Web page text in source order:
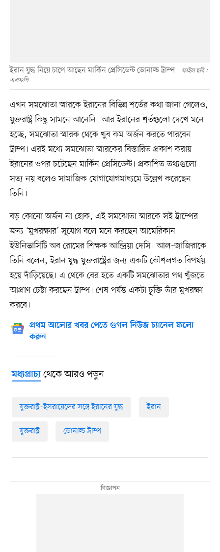
ইরান যুদ্ধ নিয়ে চাপে আছেন মার্কিন প্রেসিডেন্ট ডোনাল্ড ট্রাম্প
ফাইল ছবি :
এএফপি
এখন সমঝোতা স্মারকে ইরানের বিভিন্ন শর্তের কথা জানা গেলেও,
যুক্তরাষ্ট্র কিছু সামনে আনেনি। আর ইরানের শর্তগুলো দেখে মনে
হচ্ছে, সমঝোতা স্মারক থেকে খুব কম অর্জন করতে পারবেন
ট্রাম্প। এরই মধ্যে সমঝোতা স্মারকের বিস্তারিত প্রকাশ করায়
ইরানের ওপর চটেছেন মার্কিন প্রেসিডেন্ট। প্রকাশিত তথ্যগুলো
সত্য নয় বলেও সামাজিক যোগাযোগমাধ্যমে উল্লেখ করেছেন
তিনি।
বড় কোনো অর্জন না হোক, এই সমঝোতা স্মারকে সই ট্রাম্পের
জন্য ‘মুখরক্ষার’ সুযোগ বলে মনে করছেন আমেরিকান
ইউনিভার্সিটি অব রোমের শিক্ষক আন্দ্রিয়া দেসি। আল-জাজিরাকে
তিনি বলেন, ইরান যুদ্ধ যুক্তরাষ্ট্রের জন্য একটি কৌশলগত বিপর্যয়
হয়ে দাঁড়িয়েছে। এ থেকে বের হতে একটি সমঝোতার পথ খুঁজতে
আপ্রাণ চেষ্টা করছেন ট্রাম্প। শেষ পর্যন্ত একটা চুক্তি তাঁর মুখরক্ষা
করবে।
প্রথম আলোর খবর পেতে গুগল নিউজ চ্যানেল ফলো
করুন
মধ্যপ্রাচ্যথেকে আরও পড়ুন
যুক্তরাষ্ট্র–ইসরায়েলের সঙ্গে ইরানের যুদ্ধ ইরান
যুক্তরাষ্ট্র ডোনাল্ড ট্রাম্প